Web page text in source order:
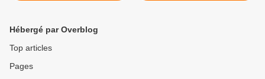
Hébergé par Overblog
Top articles
Pages